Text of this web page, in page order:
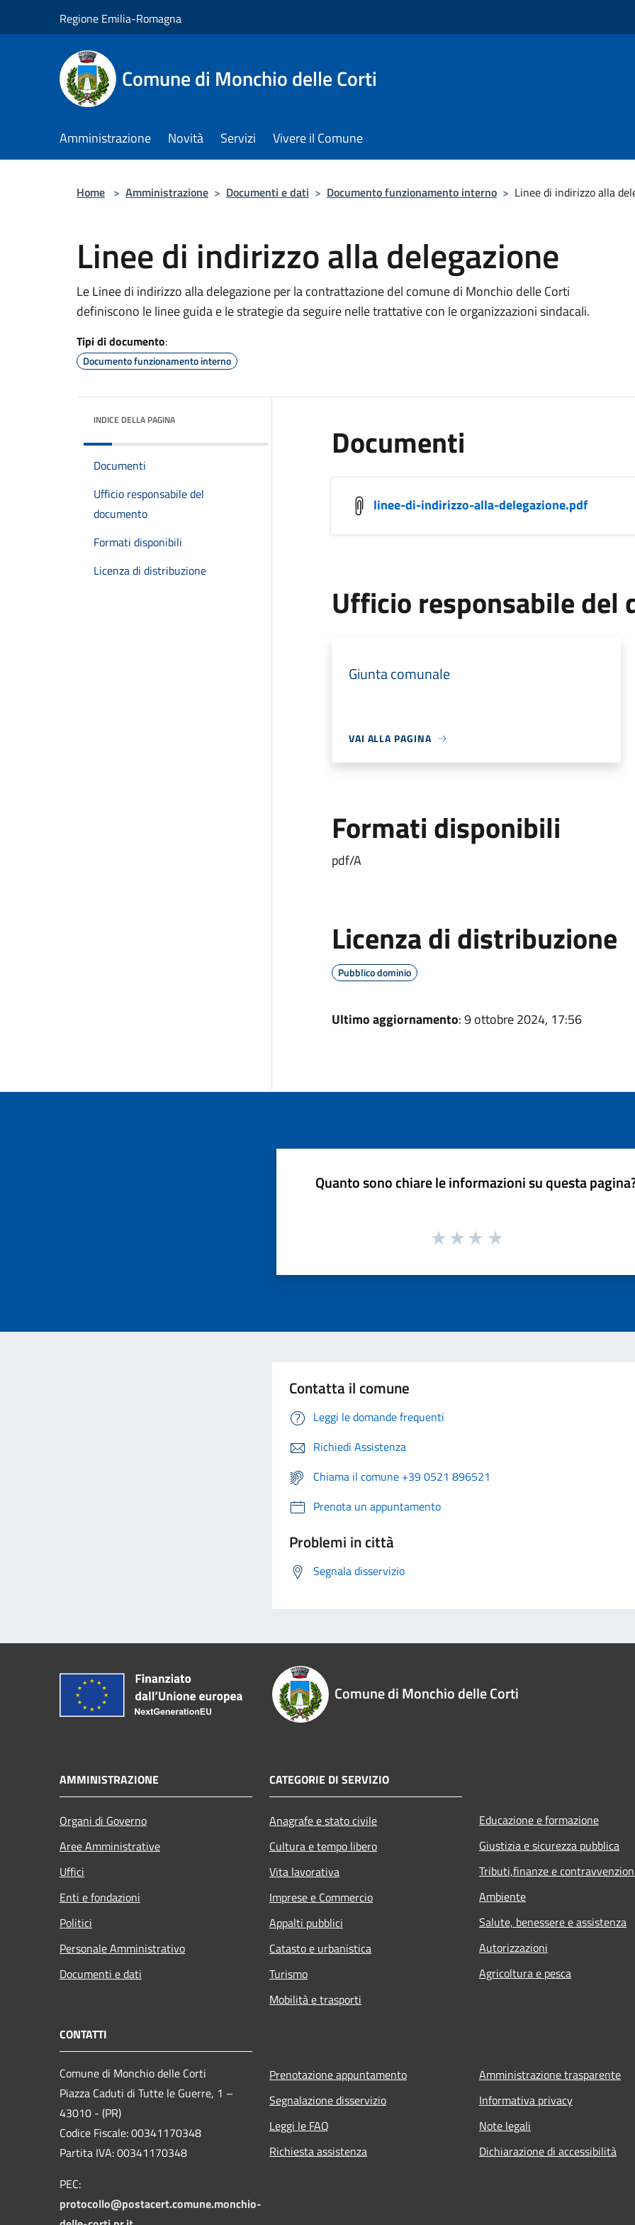
Regione Emilia-Romagna
Comune di Monchio delle Corti
Amministrazione Novità Servizi Vivere il Comune
Home > Amministrazione > Documenti e dati > Documento funzionamento interno > Linee di indirizzo alla
Linee di indirizzo alla delegazione
Le Linee di indirizzo alla delegazione per la contrattazione del comune di Monchio delle Corti
definiscono le linee guida e le strategie da seguire nelle trattative con le organizzazioni sindacali.
Tipi di documento:
Documento funzionamento interno
INDICE DELLA PAGINA
Documenti
Ufficio responsabile del
documento
Formati disponibili
Licenza di distribuzione
Documenti
linee-di-indirizzo-alla-delegazione.pdf
Ufficio responsabile del
Giunta comunale
VAI ALLA PAGINA
Formati disponibili
pdf/A
Licenza di distribuzione
Pubblico dominio
Ultimo aggiornamento: 9 ottobre 2024, 17:56
Quanto sono chiare le informazioni su questa
Contatta il comune
Leggi le domande frequenti
Richiedi Assistenza
Chiama il comune +39 0521 896521
Prenota un appuntamento
Problemi in città
Segnala disservizio
Comune di Monchio delle Corti
AMMINISTRAZIONE
Organi di Governo
Aree Amministrative
Uffici
Enti e fondazioni
Politici
Personale Amministrativo
Documenti e dati
CATEGORIE DI SERVIZIO
Anagrafe e stato civile
Cultura e tempo libero
Vita lavorativa
Imprese e Commercio
Appalti pubblici
Catasto e urbanistica
Turismo
Mobilità e trasporti
Educazione e formazione
Giustizia e sicurezza pubblica
Tributi,finanze e
Ambiente
Salute, benessere e assistenza
Autorizzazioni
Agricoltura e pesca
CONTATTI
Comune di Monchio delle Corti
Piazza Caduti di Tutte le Guerre, 1 –
43010 - (PR)
Codice Fiscale: 00341170348
Partita IVA: 00341170348
PEC:
protocollo@postacert.comune.monchio-
Prenotazione appuntamento
Segnalazione disservizio
Leggi le FAQ
Richiesta assistenza
Amministrazione trasparente
Informativa privacy
Note legali
Dichiarazione di accessibilità